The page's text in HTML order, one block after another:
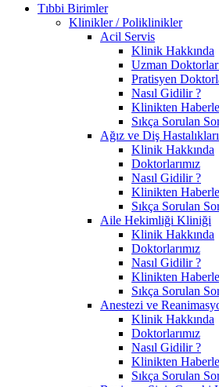
Tıbbi Birimler
Klinikler / Poliklinikler
Acil Servis
Klinik Hakkında
Uzman
Pratisyen
Nasıl Gidilir ?
Klinikten
Sıkça Sorulan
Ağız ve Diş
Klinik Hakkında
Doktorlarımız
Nasıl Gidilir ?
Klinikten
Sıkça Sorulan
Aile Hekimliği Kliniği
Klinik Hakkında
Doktorlarımız
Nasıl Gidilir ?
Klinikten
Sıkça Sorulan
Anestezi ve
Klinik Hakkında
Doktorlarımız
Nasıl Gidilir ?
Klinikten
Sıkça Sorulan